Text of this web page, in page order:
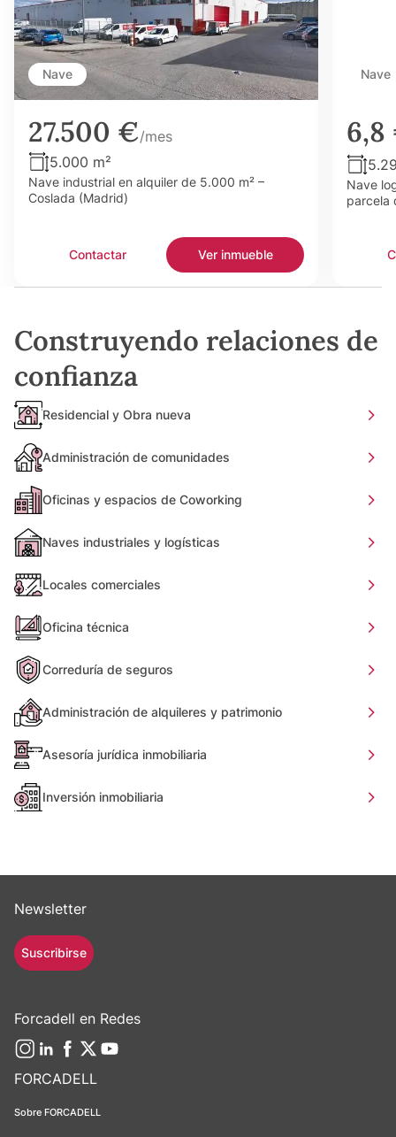
Nave
27.500 €/mes
5.000 m²
Nave industrial en alquiler de 5.000 m² –
Coslada (Madrid)
Contactar Ver inmueble
Nave
Nave
parcela
Construyendo relaciones de
confianza
Residencial y Obra nueva
Administración de comunidades
Oficinas y espacios de Coworking
Naves industriales y logísticas
Locales comerciales
Oficina técnica
Correduría de seguros
Administración de alquileres y patrimonio
Asesoría jurídica inmobiliaria
Inversión inmobiliaria
FORCADELL
Sobre FORCADELL
Newsletter
Suscribirse
Forcadell en Redes